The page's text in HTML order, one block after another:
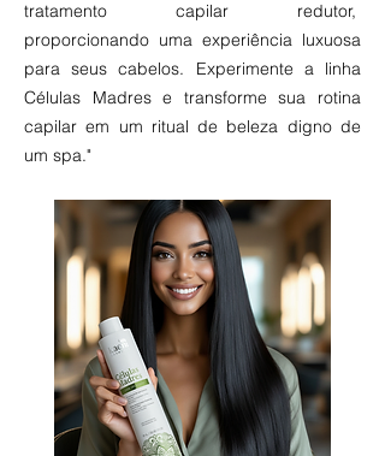
tratamento capilar redutor,
proporcionando uma experiência luxuosa
para seus cabelos. Experimente a linha
Células Madres e transforme sua rotina
capilar em um ritual de beleza digno de
um spa."